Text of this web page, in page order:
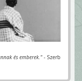
és emberek." - Szerb